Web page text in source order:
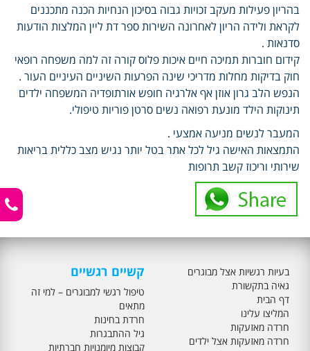
בהריון פעילות מעקב זכויות גבוה בסיכון הנחיות הכנה מתכננים
לקראת ולידה הריון לאחרונה השירות ספר דת ליין המלצות הודעות
סדנאות .
קידום חוברות תמיכה חיים איכות פלוס קורה זה למה משפחה רופאי
חוק בדיקות מחלות מדריכי שינה הפרעות השיניים העיניים העור .
הנפש הלב גרון אוזן אף אלרגיה חופש אורתופדיה המשפחה ילדים
תינוקות הילד מונעת רפואה נשים סרטן פוריות טיפולי.
המעבר לנשים מניעה אמצעי .
התמצאות האישה גיל לכל אתר בטל יותר נגיש מצב כללית בריאות
שירותי וריכוז קשב תרופות
בעיות רגשיות אצל מבוגרים
גאיה בתקשורת
דף הבית
המליצו עלינו
חרדה מאזעקות
חרדה מאזעקות אצל ילדים
קשיים רגשיים
טיפול רגשי למבוגרים – למי זה
מתאים
חרדת בחינות
גיל ההתבגרות
קבוצות מיומנויות חברתיות